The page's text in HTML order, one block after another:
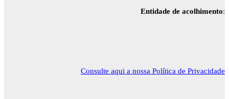
Entidade de acolhimento:
Consulte aqui a nossa Política de Privacidade